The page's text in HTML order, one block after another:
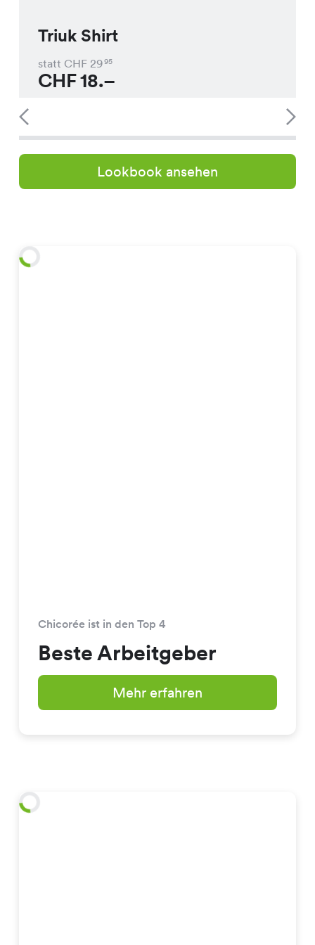
Triuk Shirt
statt CHF 2995
CHF18.–
Lookbook ansehen
Chicorée ist in den Top 4
Beste Arbeitgeber
Mehr erfahren